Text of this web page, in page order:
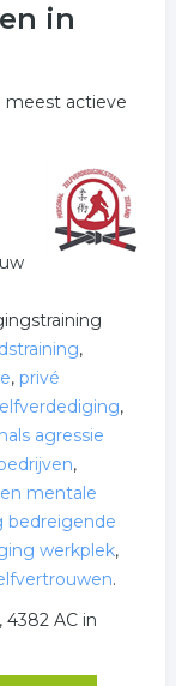
in
meest actieve
,
, privé
,
agressie
,
mentale
bedreigende
werkplek,
.
4382 AC in